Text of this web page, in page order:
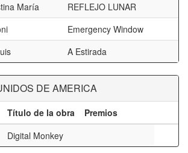
María
REFLEJO LUNAR
Emergency Window
A Estirada
DE AMERICA
Título de la obra
Premios
Digital Monkey